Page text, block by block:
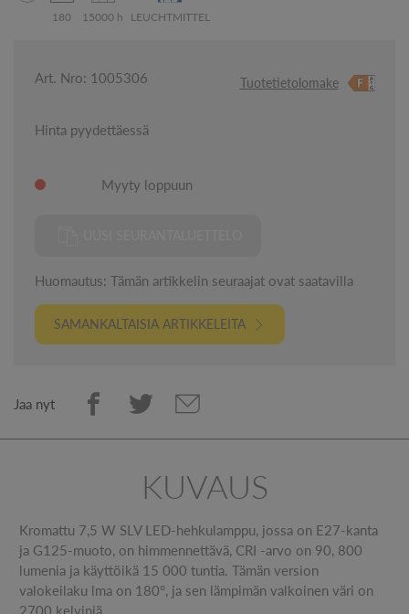
180 15000 h LEUCHTMITTEL
Art. Nro: 1005306 Tuotetietolomake
Hinta pyydettäessä
Myyty loppuun
Huomautus: Tämän artikkelin seuraajat ovat saatavilla
SAMANKALTAISIA ARTIKKELEITA
Jaa nyt
KUVAUS
Kromattu 7,5 W SLV LED-hehkulamppu, jossa on E27-kanta
ja G125-muoto, on himmennettävä, CRI -arvo on 90, 800
lumenia ja käyttöikä 15 000 tuntia. Tämän version
valokeilaku lma on 180°, ja sen lämpimän valkoinen väri on
2700 kelviniä.